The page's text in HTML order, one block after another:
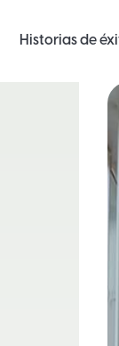
Historias de